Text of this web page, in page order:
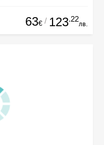
63€ / 123.22
лв.